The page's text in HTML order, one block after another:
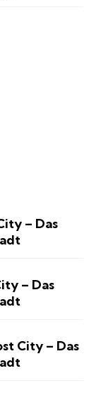
– Das
– Das
City – Das